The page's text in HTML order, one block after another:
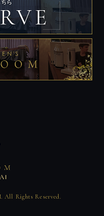
All Rights Reserved.